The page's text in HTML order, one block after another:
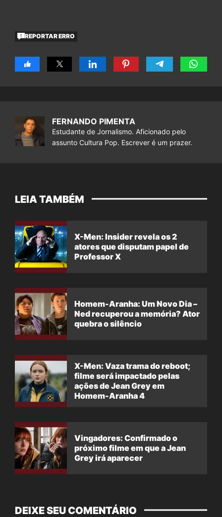
REPORTAR ERRO
FERNANDO PIMENTA
Estudante de Jornalismo. Aficionado pelo
assunto Cultura Pop. Escrever é um prazer.
LEIA TAMBÉM
X-Men: Insider revela os 2
atores que disputam papel de
Professor X
Homem-Aranha: Um Novo Dia –
Ned recuperou a memória? Ator
quebra o silêncio
X-Men: Vaza trama do reboot;
filme será impactado pelas
ações de Jean Grey em
Homem-Aranha 4
Vingadores: Confirmado o
próximo filme em que a Jean
Grey irá aparecer
DEIXE SEU COMENTÁRIO